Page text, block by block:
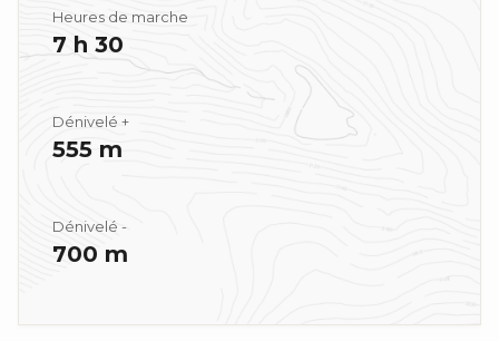
Heures de marche
7 h 30
Dénivelé +
555 m
Dénivelé -
700 m